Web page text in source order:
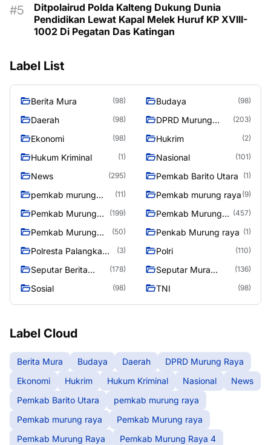
Ditpolairud Polda Kalteng Dukung Dunia
Pendidikan Lewat Kapal Melek Huruf KP XVIII-
1002 Di Pegatan Das Katingan
Label List
Berita Mura (98) Budaya (98)
Daerah (98)
DPRD Murung
(203)
Ekonomi (98) Hukrim (2)
Hukum Kriminal (1) Nasional (101)
News (295) Pemkab Barito Utara (1)
pemkab murung
(11) Pemkab murung raya (9)
Pemkab Murung
(199)
Pemkab Murung
(457)
Pemkab Murung
(50) Penkab Murung raya (1)
Polresta Palangka
(3) Polri (110)
Seputar Berita
(178)
Seputar Mura
(136)
Sosial (98) TNI (98)
Label Cloud
Berita Mura Budaya Daerah
DPRD Murung Raya
Ekonomi
Hukrim Hukum Kriminal Nasional
News
Pemkab Barito Utara
pemkab murung raya
Pemkab murung raya
Pemkab Murung raya
Pemkab Murung Raya
Pemkab Murung Raya 4